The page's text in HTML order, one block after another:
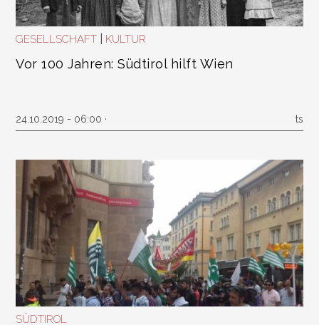
GESELLSCHAFT KULTUR
Vor 100 Jahren: Südtirol hilft Wien
24.10.2019 - 06:00 · ts
SÜDTIROL